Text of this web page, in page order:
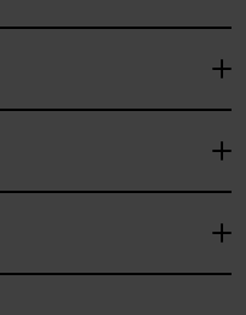
EINKAUFSBEDINGUNGEN